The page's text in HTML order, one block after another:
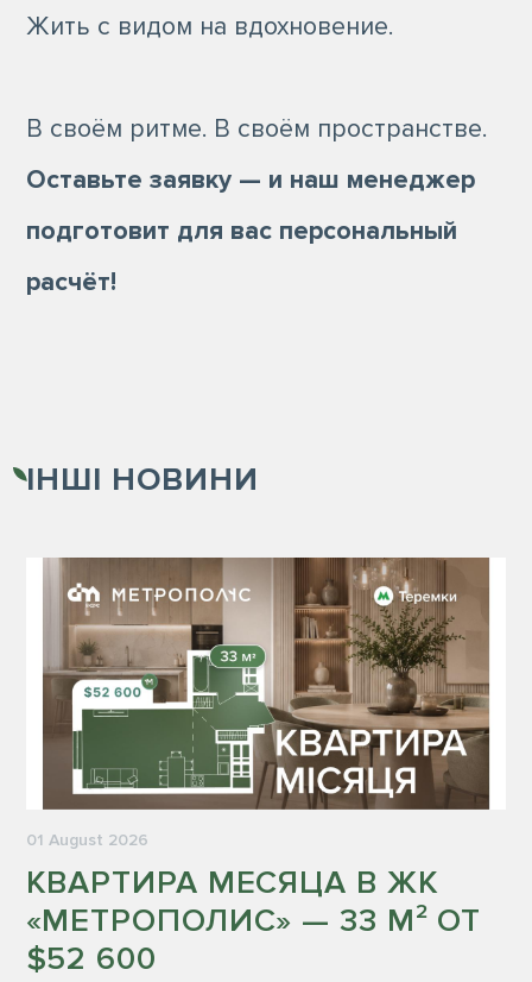
Жить с видом на вдохновение.
В своём ритме. В своём пространстве.
Оставьте заявку — и наш менеджер
подготовит для вас персональный
расчёт!
ІНШІ НОВИНИ
01 August 2026
КВАРТИРА МЕСЯЦА В ЖК
«МЕТРОПОЛИС» — 33 М² ОТ
$52 600